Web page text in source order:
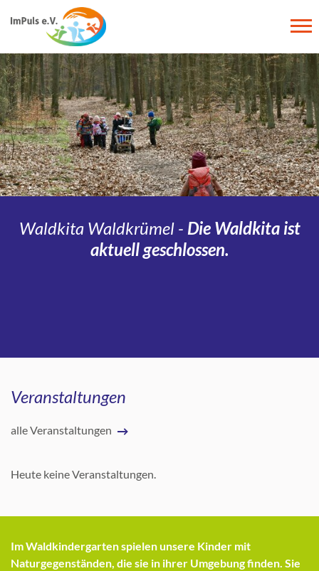
Zum Hauptinhalt springen
Waldkita Waldkrümel - Die Waldkita ist
aktuell geschlossen.
Veranstaltungen
alle Veranstaltungen
Heute keine Veranstaltungen.
Im Waldkindergarten spielen unsere Kinder mit
Naturgegenständen, die sie in ihrer Umgebung finden. Sie